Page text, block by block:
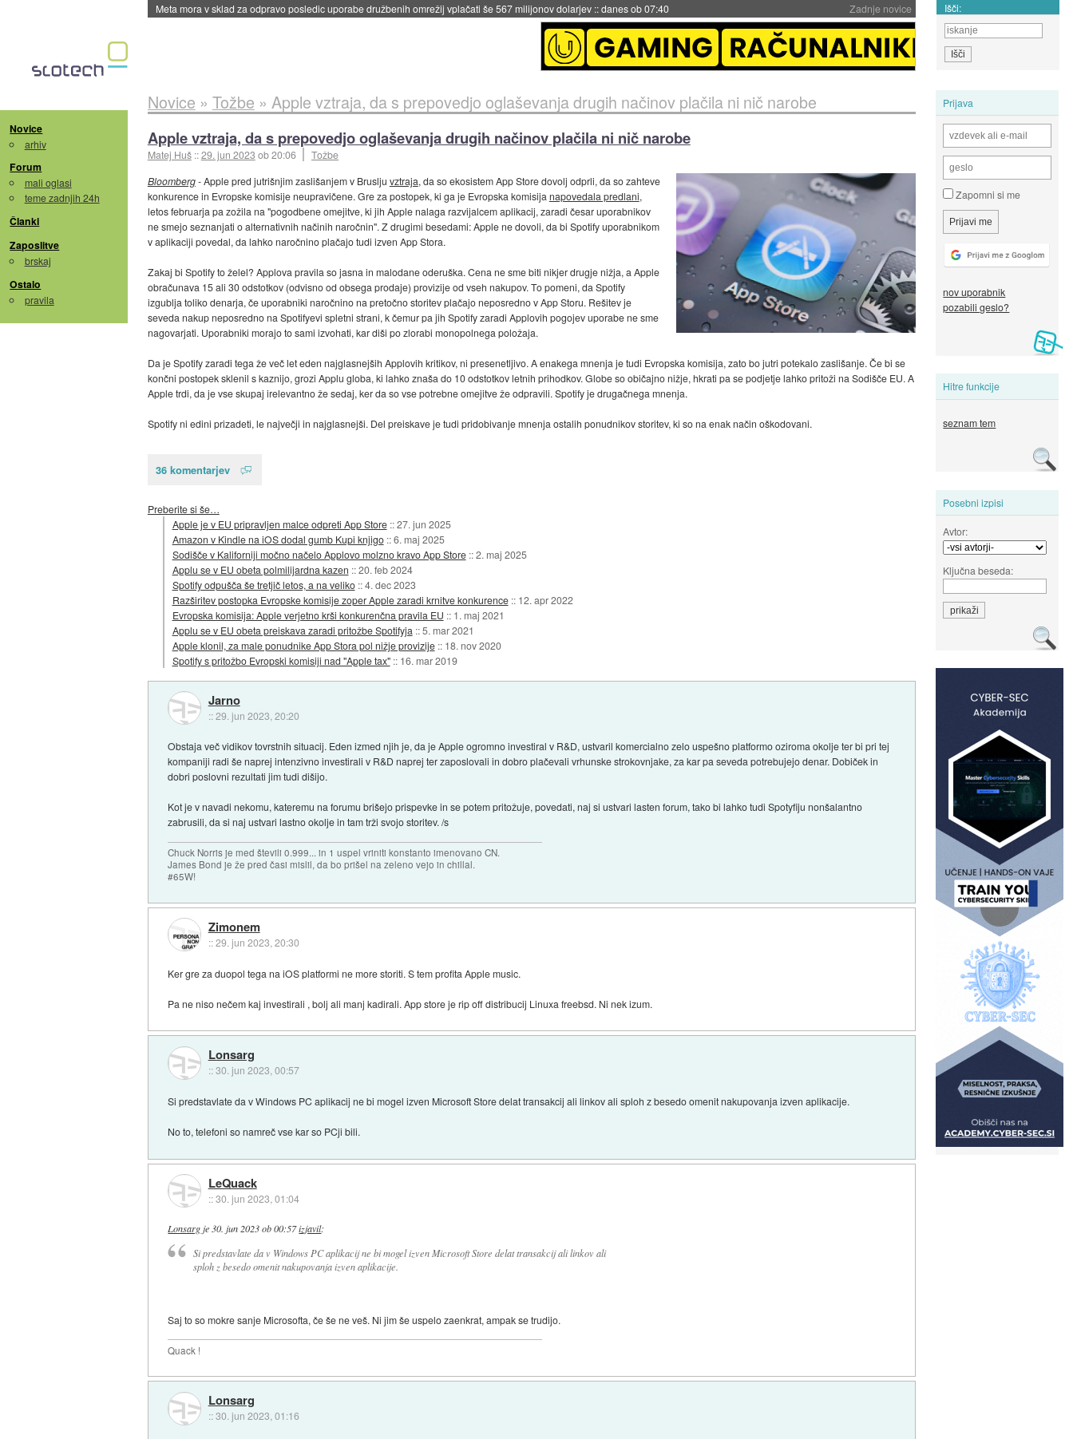
Zadnje novice
ByteDance trenira največji model umetne inteligence doslej::včeraj ob 21:37 Išči:
Novice
arhiv
Forum
mali oglasi
teme zadnjih 24h
Članki
Zaposlitve
brskaj
Ostalo
pravila
Prijava
Zapomni si me
nov uporabnik
pozabili geslo?
Hitre funkcije
seznam tem
Posebni izpisi
Avtor:
Ključna beseda:
Novice » Tožbe » Apple vztraja, da s prepovedjo oglaševanja drugih načinov plačila ni nič narobe
Apple vztraja, da s prepovedjo oglaševanja drugih načinov plačila ni nič narobe
Matej Huš ::29. jun 2023 ob 20:06
Tožbe
Bloomberg- Apple pred jutrišnjim zaslišanjem v Bruslju vztraja, da so ekosistem App Store dovolj odprli, da so zahteve
konkurence in Evropske komisije neupravičene. Gre za postopek, ki ga je Evropska komisija napovedala predlani,
letos februarja pa zožila na "pogodbene omejitve, ki jih Apple nalaga razvijalcem aplikacij, zaradi česar uporabnikov
ne smejo seznanjati o alternativnih načinih naročnin". Z drugimi besedami: Apple ne dovoli, da bi Spotify uporabnikom
v aplikaciji povedal, da lahko naročnino plačajo tudi izven App Stora.
Zakaj bi Spotify to želel? Applova pravila so jasna in malodane oderuška. Cena ne sme biti nikjer drugje nižja, a Apple
obračunava 15 ali 30 odstotkov (odvisno od obsega prodaje) provizije od vseh nakupov. To pomeni, da Spotify
izgublja toliko denarja, če uporabniki naročnino na pretočno storitev plačajo neposredno v App Storu. Rešitev je
seveda nakup neposredno na Spotifyevi spletni strani, k čemur pa jih Spotify zaradi Applovih pogojev uporabe ne sme
nagovarjati. Uporabniki morajo to sami izvohati, kar diši po zlorabi monopolnega položaja.
Da je Spotify zaradi tega že več let eden najglasnejših Applovih kritikov, ni presenetljivo. A enakega mnenja je tudi Evropska komisija, zato bo jutri potekalo zaslišanje. Če bi se
končni postopek sklenil s kaznijo, grozi Applu globa, ki lahko znaša do 10 odstotkov letnih prihodkov. Globe so običajno nižje, hkrati pa se podjetje lahko pritoži na Sodišče EU. A
Apple trdi, da je vse skupaj irelevantno že sedaj, ker da so vse potrebne omejitve že odpravili. Spotify je drugačnega mnenja.
Spotify ni edini prizadeti, le največji in najglasnejši. Del preiskave je tudi pridobivanje mnenja ostalih ponudnikov storitev, ki so na enak način oškodovani.
36 komentarjev
Preberite si še…
Apple je v EU pripravljen malce odpreti App Store ::27. jun 2025
Amazon v Kindle na iOS dodal gumb Kupi knjigo ::6. maj 2025
Sodišče v Kaliforniji močno načelo Applovo molzno kravo App Store ::2. maj 2025
Applu se v EU obeta polmilijardna kazen ::20. feb 2024
Spotify odpušča še tretjič letos, a na veliko ::4. dec 2023
Razširitev postopka Evropske komisije zoper Apple zaradi krnitve konkurence :: 12. apr 2022
Evropska komisija: Apple verjetno krši konkurenčna pravila EU :: 1. maj 2021
Applu se v EU obeta preiskava zaradi pritožbe Spotifyja ::5. mar 2021
Apple klonil, za male ponudnike App Stora pol nižje provizije :: 18. nov 2020
Spotify s pritožbo Evropski komisiji nad "Apple tax" :: 16. mar 2019
Jarno
::29. jun 2023, 20:20
Obstaja več vidikov tovrstnih situacij. Eden izmed njih je, da je Apple ogromno investiral v R&D, ustvaril komercialno zelo uspešno platformo oziroma okolje ter bi pri tej
kompaniji radi še naprej intenzivno investirali v R&D naprej ter zaposlovali in dobro plačevali vrhunske strokovnjake, za kar pa seveda potrebujejo denar. Dobiček in
dobri poslovni rezultati jim tudi dišijo.
Kot je v navadi nekomu, kateremu na forumu brišejo prispevke in se potem pritožuje, povedati, naj si ustvari lasten forum, tako bi lahko tudi Spotyfiju nonšalantno
zabrusili, da si naj ustvari lastno okolje in tam trži svojo storitev. /s
Chuck Norris je med števili 0.999... in 1 uspel vriniti konstanto imenovano CN.
James Bond je že pred časi mislil, da bo prišel na zeleno vejo in chillal.
#65W!
Zimonem
::29. jun 2023, 20:30
Ker gre za duopol tega na iOS platformi ne more storiti. S tem profita Apple music.
Pa ne niso nečem kaj investirali , bolj ali manj kadirali. App store je rip off distribucij Linuxa freebsd. Ni nek izum.
Lonsarg
::30. jun 2023, 00:57
Si predstavlate da v Windows PC aplikacij ne bi mogel izven Microsoft Store delat transakcij ali linkov ali sploh z besedo omenit nakupovanja izven aplikacije.
No to, telefoni so namreč vse kar so PCji bili.
LeQuack
::30. jun 2023, 01:04
Lonsargje30. jun 2023 ob 00:57izjavil:
Si predstavlate da v Windows PC aplikacij ne bi mogel izven Microsoft Store delat transakcij ali linkov ali
sploh z besedo omenit nakupovanja izven aplikacije.
Saj to so mokre sanje Microsofta, če še ne veš. Ni jim še uspelo zaenkrat, ampak se trudijo.
Quack !
Lonsarg
::30. jun 2023, 01:16